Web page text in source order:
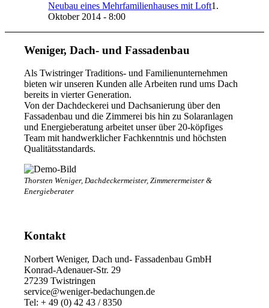
Neubau eines Mehrfamilienhauses mit Loft1.
Oktober 2014 - 8:00
Weniger, Dach- und Fassadenbau
Als Twistringer Traditions- und Familienunternehmen
bieten wir unseren Kunden alle Arbeiten rund ums Dach
bereits in vierter Generation.
Von der Dachdeckerei und Dachsanierung über den
Fassadenbau und die Zimmerei bis hin zu Solaranlagen
und Energieberatung arbeitet unser über 20-köpfiges
Team mit handwerklicher Fachkenntnis und höchsten
Qualitätsstandards.
Thorsten Weniger, Dachdeckermeister, Zimmerermeister &
Energieberater
Kontakt
Norbert Weniger, Dach und- Fassadenbau GmbH
Konrad-Adenauer-Str. 29
27239 Twistringen
service@weniger-bedachungen.de
Tel: + 49 (0) 42 43 / 8350